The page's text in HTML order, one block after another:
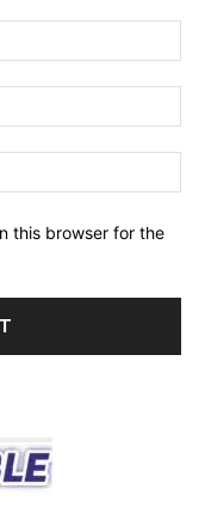
this browser for the